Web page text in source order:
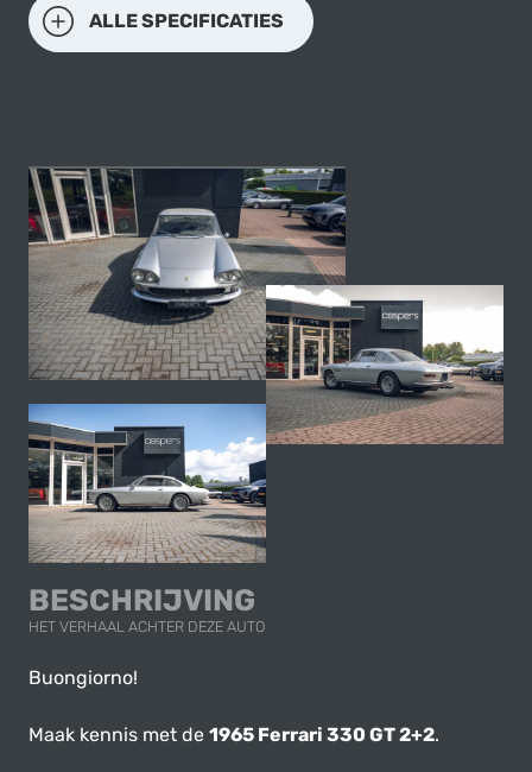
ALLE SPECIFICATIES
BESCHRIJVING
HET VERHAAL ACHTER DEZE AUTO
Buongiorno!
Maak kennis met de 1965 Ferrari 330 GT 2+2.